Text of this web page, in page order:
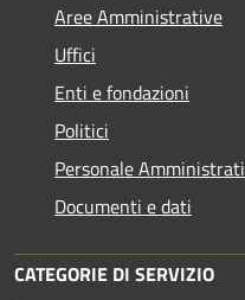
Aree Amministrative
Uffici
Enti e fondazioni
Politici
Personale
Documenti e dati
CATEGORIE DI SERVIZIO